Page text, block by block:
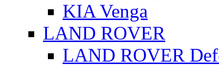
KIA Venga
LAND ROVER
LAND ROVER